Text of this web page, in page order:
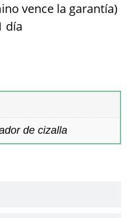
vence la garantía)
día
de cizalla